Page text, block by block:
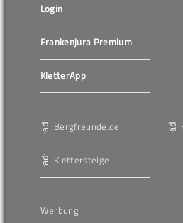
Login
Frankenjura Premium
KletterApp
Bergfreunde.de
Klettersteige
Werbung